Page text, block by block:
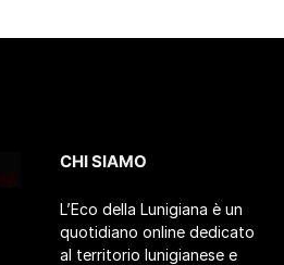
CHI SIAMO
L’Eco della Lunigiana è un
quotidiano online dedicato
al territorio lunigianese e